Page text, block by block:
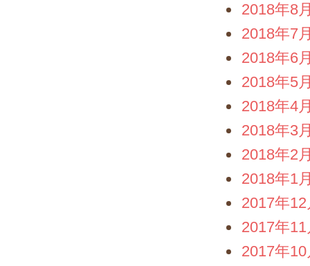
2018年8
2018年7
2018年6
2018年5
2018年4
2018年3
2018年2
2018年1
2017年12
2017年11
2017年10